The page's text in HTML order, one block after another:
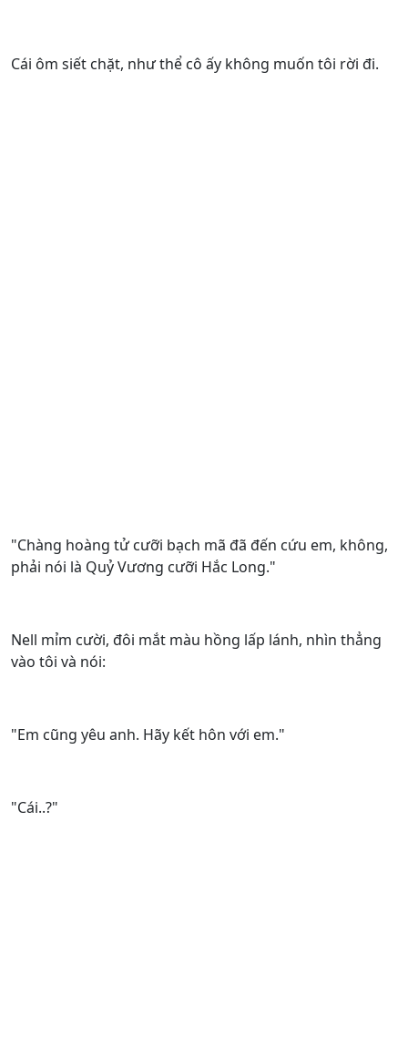
Cái ôm siết chặt, như thể cô ấy không muốn tôi rời đi.
"Chàng hoàng tử cưỡi bạch mã đã đến cứu em, không,
phải nói là Quỷ Vương cưỡi Hắc Long."
Nell mỉm cười, đôi mắt màu hồng lấp lánh, nhìn thẳng
vào tôi và nói:
"Em cũng yêu anh. Hãy kết hôn với em."
"Cái..?"